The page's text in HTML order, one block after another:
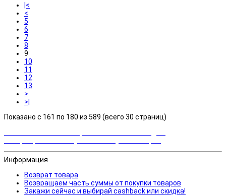
|<
<
5
6
7
8
9
10
11
12
13
>
>|
Показано с 161 по 180 из 589 (всего 30 страниц)
Информация
Возврат товара
Возвращаем часть суммы от покупки товаров
Закажи сейчас и выбирай cashback или скидка!